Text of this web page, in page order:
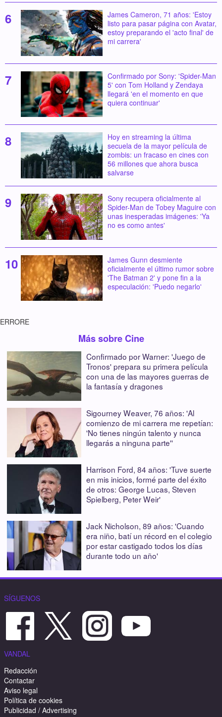
James Cameron, 71 años: 'Estoy
listo para pasar página con Avatar,
estoy preparando el 'acto final' de
mi carrera'
Confirmado por Sony: 'Spider-Man
5' con Tom Holland y Zendaya
llegará 'en el momento en que
quiera continuar'
Hoy en streaming la última
secuela de la mayor película de
zombis: un fracaso en cines con
56 millones que ahora busca
salvarse
Sony recupera oficialmente al
Spider-Man de Tobey Maguire con
unas inesperadas imágenes: 'Ya
no es como antes'
James Gunn desmiente
oficialmente el último rumor sobre
'The Batman 2' y pone fin a la
especulación: 'Puedo negarlo'
ERRORE
Más sobre Cine
Confirmado por Warner: 'Juego de
Tronos' prepara su primera película
con una de las mayores guerras de
la fantasía y dragones
Sigourney Weaver, 76 años: 'Al
comienzo de mi carrera me repetían:
'No tienes ningún talento y nunca
llegarás a ninguna parte''
Harrison Ford, 84 años: 'Tuve suerte
en mis inicios, formé parte del éxito
de otros: George Lucas, Steven
Spielberg, Peter Weir'
Jack Nicholson, 89 años: 'Cuando
era niño, batí un récord en el colegio
por estar castigado todos los días
durante todo un año'
SÍGUENOS
VANDAL
Redacción
Contactar
Aviso legal
Política de cookies
Publicidad / Advertising